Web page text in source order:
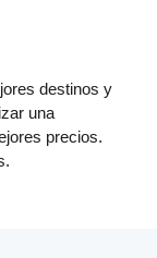
destinos y
una
precios.